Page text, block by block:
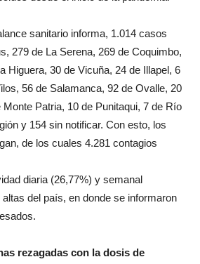
sanitario informa, 1.014 casos
279 de La Serena, 269 de Coquimbo,
Higuera, 30 de Vicuña, 24 de Illapel, 6
56 de Salamanca, 92 de Ovalle, 20
Patria, 10 de Punitaqui, 7 de Río
y 154 sin notificar. Con esto, los
de los cuales 4.281 contagios
diaria (26,77%) y semanal
del país, en donde se informaron
rezagadas con la dosis de